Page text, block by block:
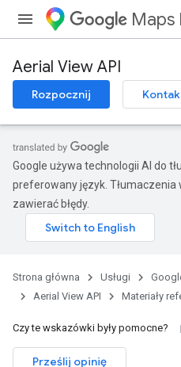
Maps
Aerial View API
Rozpocznij
Google używa technologii AI do
preferowany język.
zawierać błędy.
Strona główna Usługi
Aerial View API
Materiały
Czy te wskazówki były pomocne?
Prześlij opinię